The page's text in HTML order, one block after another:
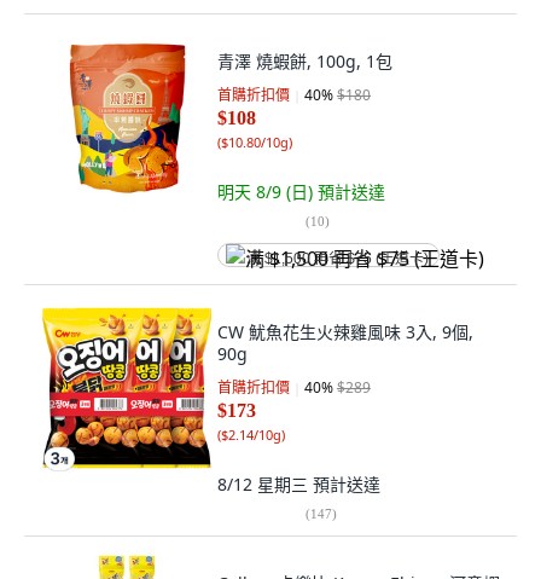
青澤 燒蝦餅, 100g, 1包
首購折扣價 40%$180
$108
($10.80/10g)
明天 8/9 (日) 預計送達
(10)
满 $1,500 再省 $75 (王道卡)
CW 魷魚花生火辣雞風味 3入, 9個,
90g
首購折扣價 40%$289
$173
($2.14/10g)
8/12 星期三 預計送達
(147)